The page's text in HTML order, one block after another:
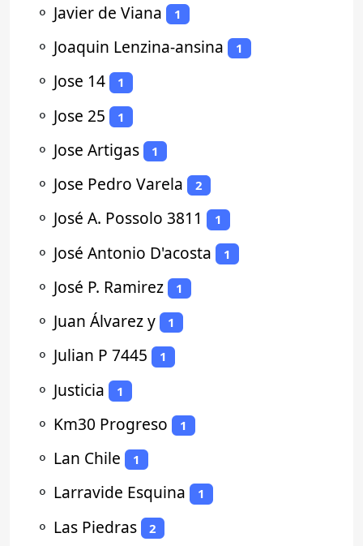
⚬ Javier de Viana 1
⚬ Joaquin Lenzina-ansina 1
⚬ Jose 14 1
⚬ Jose 25 1
⚬ Jose Artigas 1
⚬ Jose Pedro Varela 2
⚬ José A. Possolo 3811 1
⚬ José Antonio D'acosta 1
⚬ José P. Ramirez 1
⚬ Juan Álvarez y 1
⚬ Julian P 7445 1
⚬ Justicia 1
⚬ Km30 Progreso 1
⚬ Lan Chile 1
⚬ Larravide Esquina 1
⚬ Las Piedras 2